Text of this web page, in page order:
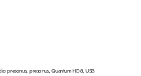
presonus, presonus,Quantum HD 8,USB